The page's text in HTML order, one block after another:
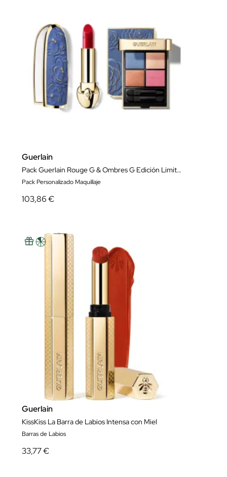
Guerlain
Pack Guerlain Rouge G & Ombres G Edición Limitada Denim
Pack Personalizado Maquillaje
103,86 €
Guerlain
KissKiss La Barra de Labios Intensa con Miel
Barras de Labios
33,77 €